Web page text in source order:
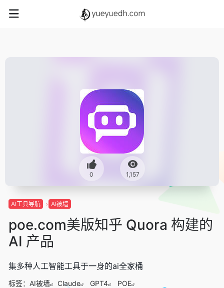
0 1,157
AI工具导航 AI被墙
poe.com美版知乎 Quora 构建的
AI 产品
集多种人工智能工具于一身的ai全家桶
标签： AI被墙 Claude GPT4
POE